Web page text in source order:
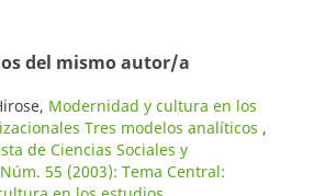
del mismo autor/a
Modernidad y cultura en los
Tres modelos analíticos ,
de Ciencias Sociales y
55 (2003): Tema Central: